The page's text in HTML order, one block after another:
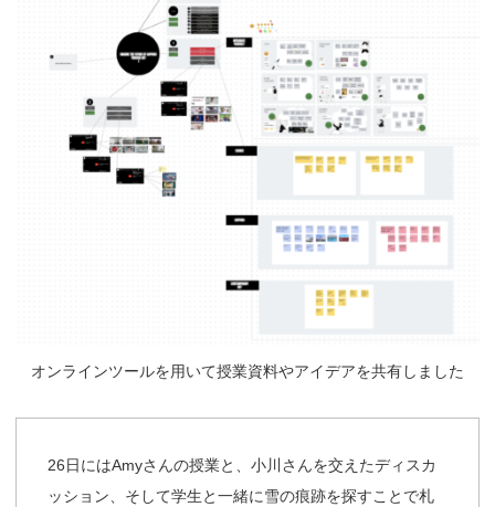
オンラインツールを用いて授業資料やアイデアを共有しました
26日にはAmyさんの授業と、小川さんを交えたディスカ
ッション、そして学生と一緒に雪の痕跡を探すことで札